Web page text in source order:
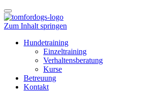
Schalte
Navigation
Zum Inhalt springen
Hundetraining
Einzeltraining
Verhaltensberatung
Kurse
Betreuung
Kontakt